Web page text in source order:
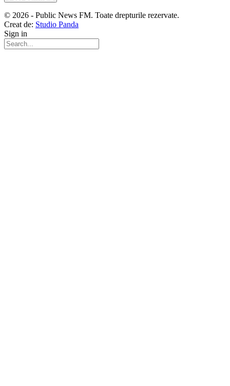
© 2026 - Public News FM. Toate drepturile rezervate.
Creat de: Studio Panda
Sign in